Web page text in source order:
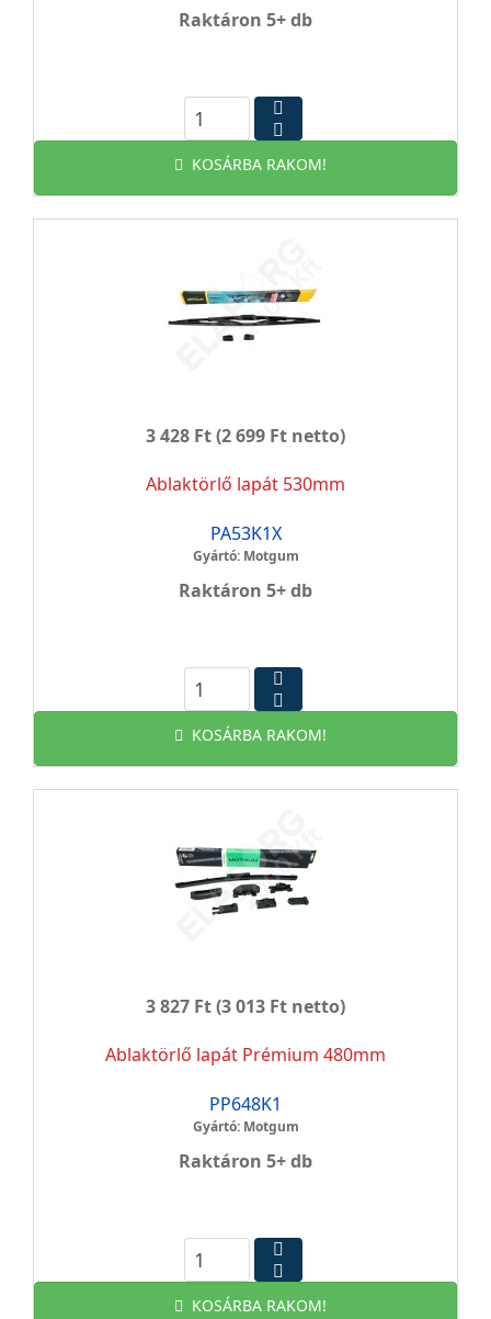
Raktáron 5+ db
KOSÁRBA RAKOM!
3 428 Ft(2 699 Ft netto)
Ablaktörlő lapát 530mm
PA53K1X
Gyártó: Motgum
Raktáron 5+ db
KOSÁRBA RAKOM!
3 827 Ft(3 013 Ft netto)
Ablaktörlő lapát Prémium 480mm
PP648K1
Gyártó: Motgum
Raktáron 5+ db
KOSÁRBA RAKOM!